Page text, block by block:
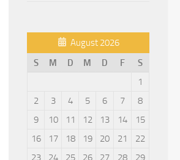
August 2026
S
M D M D F
S
1
2
3 4 5 6 7
8
9
10 11 12 13 14
15
16
17 18 19 20 21
22
23
24 25 26 27 28
29